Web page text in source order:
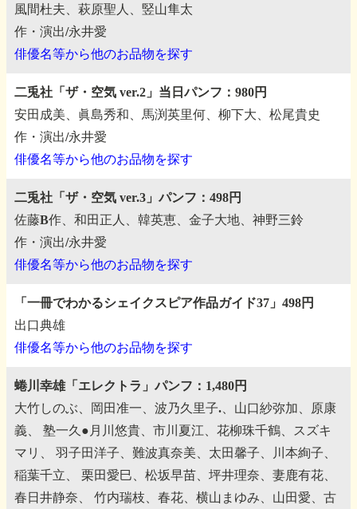
風間杜夫、萩原聖人、竪山隼太
作・演出/永井愛
俳優名等から他のお品物を探す
二兎社「ザ・空気 ver.2」当日パンフ：980円
安田成美、眞島秀和、馬渕英里何、柳下大、松尾貴史
作・演出/永井愛
俳優名等から他のお品物を探す
二兎社「ザ・空気 ver.3」パンフ：498円
佐藤B作、和田正人、韓英恵、金子大地、神野三鈴
作・演出/永井愛
俳優名等から他のお品物を探す
「一冊でわかるシェイクスピア作品ガイド37」498円
出口典雄
俳優名等から他のお品物を探す
蜷川幸雄「エレクトラ」パンフ：1,480円
大竹しのぶ、岡田准一、波乃久里子.、山口紗弥加、原康
義、
塾一久●月川悠貴、市川夏江、花柳珠千鶴、スズキ
マリ、
羽子田洋子、難波真奈美、太田馨子、川本絢子、
稲葉千立、
栗田愛巳、松坂早苗、坪井理奈、妻鹿有花、
春日井静奈、
竹内瑞枝、春花、横山まゆみ、山田愛、古